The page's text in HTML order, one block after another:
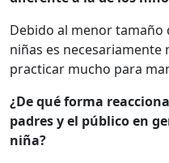
Debido al menor tamaño
niñas es necesariamente
practicar mucho para
¿De qué forma
padres y el público en
niña?